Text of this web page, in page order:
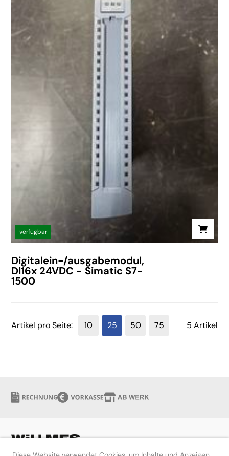
verfügbar
Digitalein-/ausgabemodul,
DI16x 24VDC - Simatic S7-
1500
5 Artikel
Artikel pro Seite: 10 25 50 75